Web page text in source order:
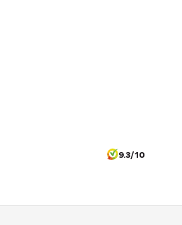
9.3/10